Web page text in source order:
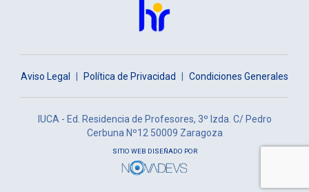
Aviso Legal | Política de Privacidad | Condiciones Generales
IUCA - Ed. Residencia de Profesores, 3º Izda. C/ Pedro
Cerbuna Nº12 50009 Zaragoza
SITIO WEB DISEÑADO POR